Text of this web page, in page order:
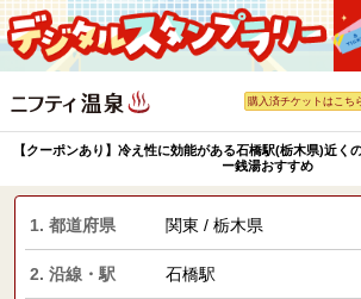
購入済チケットはこち
【クーポンあり】冷え性に効能がある石橋駅(栃木県)近く
ー銭湯おすすめ
1. 都道府県 関東 / 栃木県
2. 沿線・駅 石橋駅